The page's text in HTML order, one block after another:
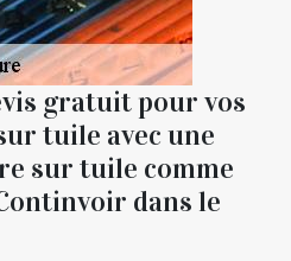
gratuit pour vos
tuile avec une
sur tuile comme
dans le